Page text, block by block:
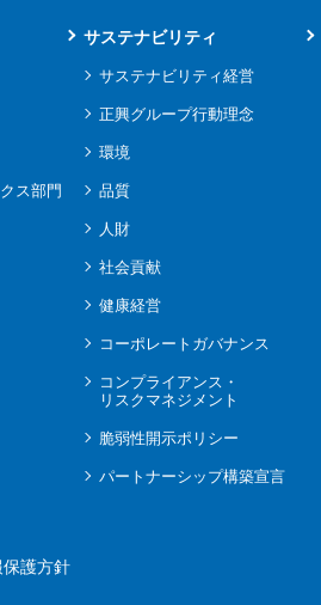
ス部門
サステナビリティ
サステナビリティ経営
正興グループ行動理念
環境
品質
人財
社会貢献
健康経営
コーポレートガバナンス
コンプライアンス・
リスクマネジメント
脆弱性開示ポリシー
パートナーシップ構築宣言
護方針